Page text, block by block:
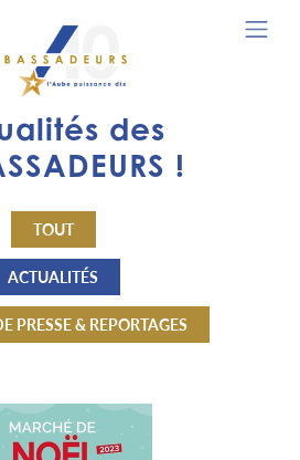
des
!
TOUT
ACTUALITÉS
PRESSE & REPORTAGES